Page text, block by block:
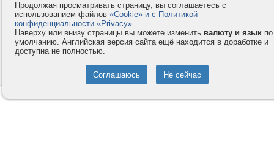
Контакты
Компания
Privacy и Cookie
Услуги
Как оплатить
Помощь
© 2008-2026
- Все права защищены.
Продолжая просматривать страницу, вы соглашаетесь с
использованием файлов «Cookie» и с Политикой
конфиденциальности «Privacy».
Наверху или внизу страницы вы можете изменить валюту и язык по
умолчанию. Английская версия сайта ещё находится в доработке и
доступна не полностью.